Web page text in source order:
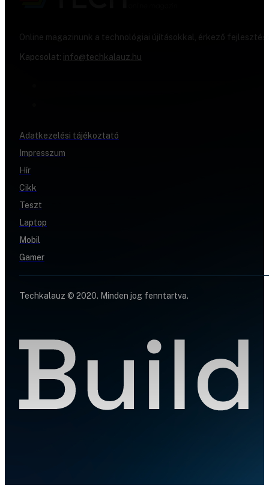
Online magazinunk a technológiai újításokkal, érkező
Kapcsolat: info@techkalauz.hu
Adatkezelési tájékoztató
Impresszum
Hír
Cikk
Teszt
Laptop
Mobil
Gamer
Techkalauz © 2020. Minden jog fenntartva.